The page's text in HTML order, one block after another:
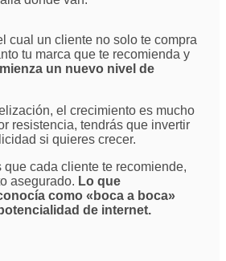
cual un cliente no solo te compra
tu marca que te recomienda y
un nuevo nivel de
el crecimiento es mucho
resistencia, tendrás que invertir
si quieres crecer.
que cada cliente te recomiende,
asegurado. Lo que
como «boca a boca»
de internet.